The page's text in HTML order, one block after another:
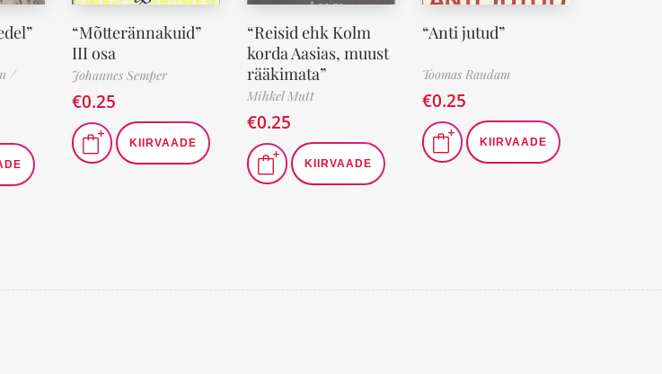
/
“Mõtterännakuid”
III osa
Johannes Semper
€0.25
KIIRVAADE
“Reisid ehk Kolm
korda Aasias, muust
rääkimata”
Mihkel Mutt
€0.25
KIIRVAADE
“Anti jutud”
Toomas Raudam
€0.25
KIIRVAADE